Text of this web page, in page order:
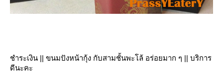
ชำระเงิน || ขนมปังหน้ากุ้ง กับสามชั้นพะโล้ อร่อยมาก ๆ || บริการ
ดีนะคะ